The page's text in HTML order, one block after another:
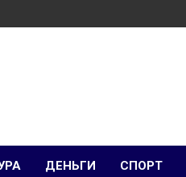
ДЕНЬГИ СПОРТ